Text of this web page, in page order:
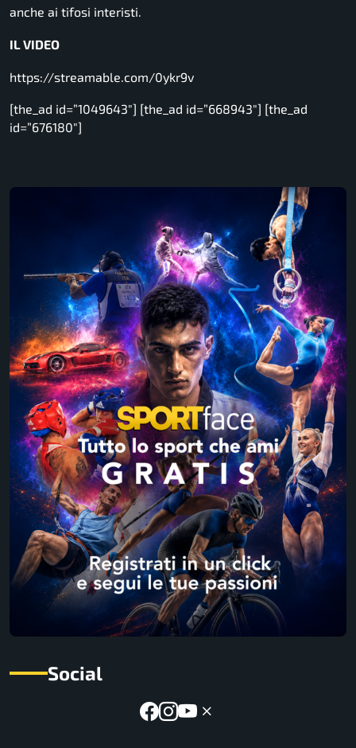
anche ai tifosi interisti.
IL VIDEO
https://streamable.com/0ykr9v
[the_ad id=”1049643″] [the_ad id=”668943″] [the_ad
id=”676180″]
Social